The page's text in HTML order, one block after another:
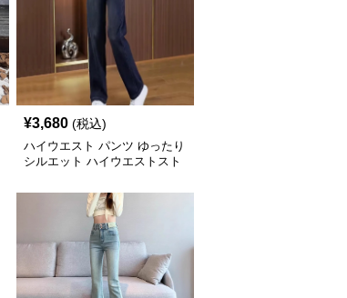
¥3,680 (税込)
ハイウエスト パンツ ゆったり
シルエット ハイウエストスト